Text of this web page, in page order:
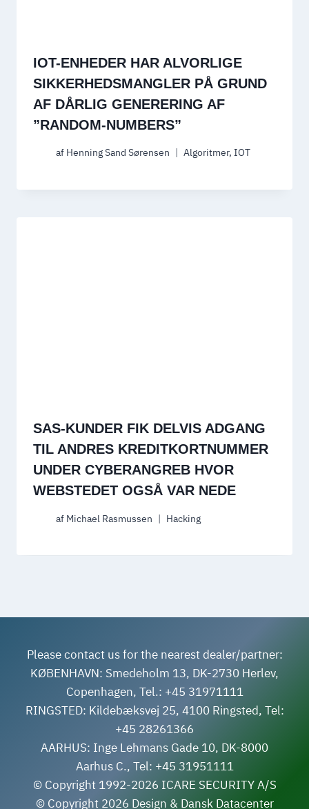
IOT-ENHEDER HAR ALVORLIGE
SIKKERHEDSMANGLER PÅ GRUND
AF DÅRLIG GENERERING AF
”RANDOM-NUMBERS”
af Henning Sand Sørensen Algoritmer,IOT
SAS-KUNDER FIK DELVIS ADGANG
TIL ANDRES KREDITKORTNUMMER
UNDER CYBERANGREB HVOR
WEBSTEDET OGSÅ VAR NEDE
af Michael Rasmussen Hacking
Please contact us for the nearest dealer/partner:
KØBENHAVN: Smedeholm 13, DK-2730 Herlev,
Copenhagen, Tel.: +45 31971111
RINGSTED: Kildebæksvej 25, 4100 Ringsted, Tel:
+45 28261366
AARHUS: Inge Lehmans Gade 10, DK-8000
Aarhus C., Tel: +45 31951111
© Copyright 1992-2026 ICARE SECURITY A/S
© Copyright 2026 Design & Dansk Datacenter